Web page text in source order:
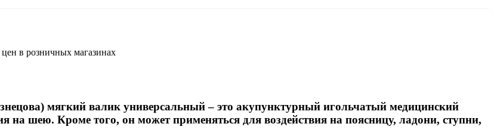
цен в розничных магазинах
мягкий валик универсальный – это акупунктурный игольчатый медицинский
на шею. Кроме того, он может применяться для воздействия на поясницу, ладони, ступни,